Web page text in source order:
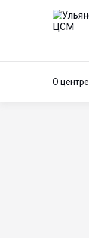
О центре